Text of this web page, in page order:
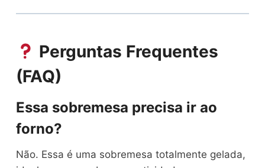
Perguntas Frequentes
(FAQ)
Essa sobremesa precisa ir ao
forno?
Não. Essa é uma sobremesa totalmente gelada,